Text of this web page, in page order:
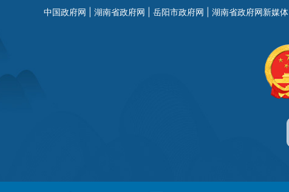
中国政府网 湖南省政府网 岳阳市政府网 湖南省政府网新媒体